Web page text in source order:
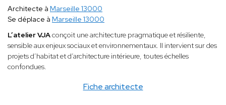
Fiche architecte
Architecte à Marseille 13000
Se déplace à Marseille 13000
L’atelier VJAconçoit une architecture pragmatique et résiliente,
sensible aux enjeux sociaux et environnementaux. Il intervient sur des
projets d’habitat et d’architecture intérieure, toutes échelles
confondues.